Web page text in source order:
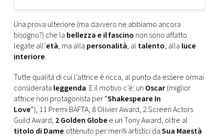
Una prova ulteriore (ma davvero ne abbiamo ancora
bisogno?) che la bellezza e il fascino non sono affatto
legate all’età, ma alla personalità, al talento, alla luce
interiore.
Tutte qualità di cui l’attrice è ricca, al punto da essere ormai
considerata leggenda. E il motivo c’è: un Oscar(miglior
attrice non protagonista per “Shakespeare In
Love“), 11 Premi BAFTA, 8 Olivier Award, 2 Screen Actors
Guild Award, 2 Golden Globe e un Tony Award, oltre al
titolo di Dame ottenuto per meriti artistici daSua Maestà